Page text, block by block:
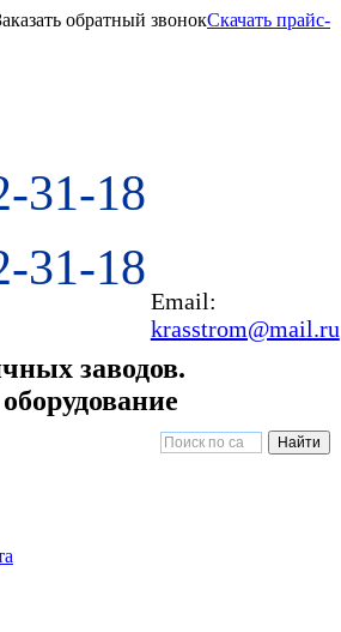
обратный звонокСкачать прайс-
31-18
31-18
Email:
krasstrom@mail.ru
заводов.